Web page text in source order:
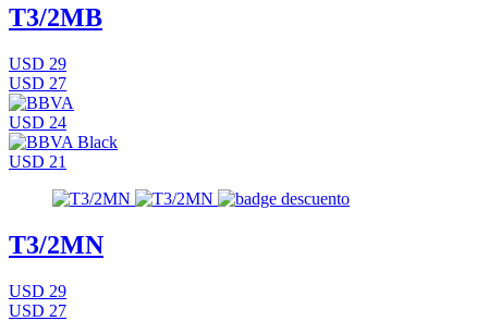
T3/2MB
USD 29
USD 27
USD 24
USD 21
T3/2MN
USD 29
USD 27